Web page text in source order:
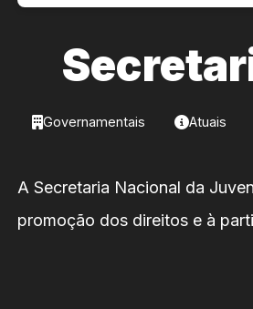
Governamentais Atuais
A Secretaria Nacional da
promoção dos direitos e à